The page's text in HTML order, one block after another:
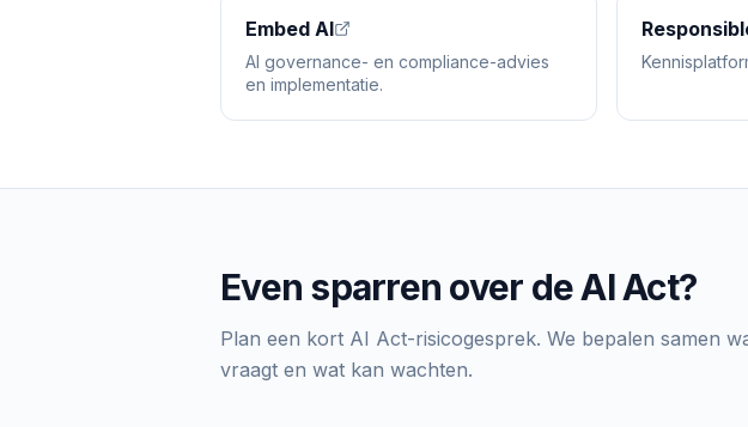
Embed AI
AI governance- en compliance-advies
en implementatie.
Even sparren over de AI Act?
Plan een kort AI Act-risicogesprek. We bepalen samen
vraagt en wat kan wachten.